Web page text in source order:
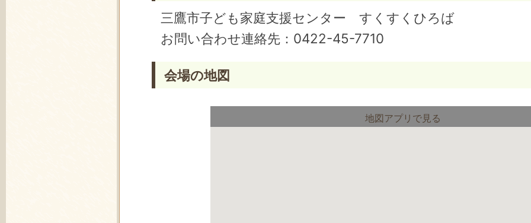
三鷹市子ども家庭支援センター すくすくひろば
お問い合わせ連絡先： 0422-45-7710
会場の地図
地図アプリで見る